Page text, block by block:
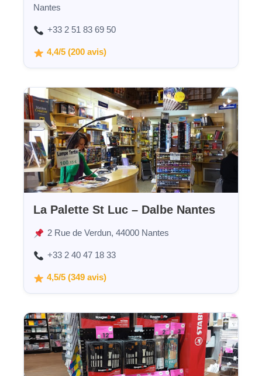
Nantes
+33 2 51 83 69 50
4,4/5 (200 avis)
La Palette St Luc – Dalbe Nantes
2 Rue de Verdun, 44000 Nantes
+33 2 40 47 18 33
4,5/5 (349 avis)